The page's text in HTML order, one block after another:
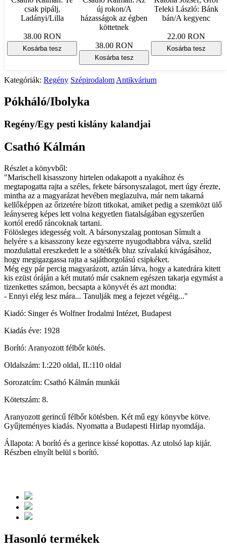
csak pipálj,
Ladányi/Lilla
38.00 RON
Kosárba tesz
új rokon/A
házasságok az égben
köttetnek
38.00 RON
Kosárba tesz
Teleki László: Bánk
bán/A kegyenc
22.00 RON
Kosárba tesz
Kategóriák: Regény SzépirodalomAntikvárium
Pókháló/Ibolyka
Regény/Egy pesti kislány kalandjai
Csathó Kálmán
Részlet a könyvből:
"Marischell kisasszony hirtelen odakapott a nyakához és
megtapogatta rajta a széles, fekete bársonyszalagot, mert úgy érezte,
mintha az a magyarázat hevében meglazulva, már nem takarná
kellőképpen az őrizetére bízott titkokat, amiket pedig a szemközt ülő
leánysereg képes lett volna kegyetlen fiatalságában egyszerűen
kortól eredő ráncoknak tartani.
Fölösleges idegesség volt. A bársonyszalag pontosan Símult a
helyére s a kisasszony keze egyszerre nyugodtabbra válva, szelíd
mozdulattal ereszkedett le a sötétkék bluz szívalakú kivágásához,
hogy megigazgassa rajta a sajáthorgolású csipkéket.
Még egy pár percig magyarázott, aztán látva, hogy a katedrára kitett
kis ezüst óráján a két mutató már csaknem egészen takarja egymást a
tizenkettes számon, becsapta a könyvét és azt mondta:
- Ennyi elég lesz mára... Tanulják meg a fejezet végéig..."
Kiadó: Singer és Wolfner Irodalmi Intézet, Budapest
Kiadás éve: 1928
Borító: Aranyozott félbőr kötés.
Oldalszám: I.:220 oldal, II.:110 oldal
Sorozatcím: Csathó Kálmán munkái
Kötetszám: 8.
Aranyozott gerincű félbőr kötésben. Két mű egy könyvbe kötve.
Gyűjteményes kiadás. Nyomatta a Budapesti Hirlap nyomdája.
Állapota: A borító és a gerince kissé kopottas. Az utolsó lap kijár.
Részben elnyílt belül s borító.
Hasonló termékek